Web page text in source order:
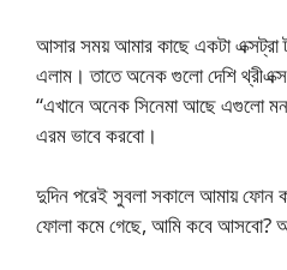
আসার সময় আমার কাছে একটা এক্সট্রা
এলাম। তাতে অনেক গুলো দেশি
“এখানে অনেক সিনেমা আছে এগুলো মন
এরম ভাবে করবো।
দুদিন পরেই সুবলা সকালে আমায় ফোন
ফোলা কমে গেছে, আমি কবে আসবো?